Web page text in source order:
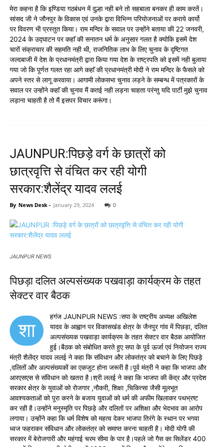
मेरा कहना है कि इण्डिया गठबंधन में दुल्हा नही बने तो सहबाला बनकर ही काम करतें।
सांसद जी ने जौनपुर के विकास एवं उनके द्वारा विभिन्न परियोजनाओं पर कराये कार्यो
पर विवरण भी प्रस्तुत किया। राम मन्दिर के सवाल पर उन्होंने बताया की 22 जनवरी,
2024 के उद्घाटन पर कहाॅ की सनातन धर्म के अनुसार गलत है क्योकि इसमें देश
चारों संक्राचार की सहमति नही थी, राजनितिक लाभ के लिए चुनाव के दृष्टिगत
जल्दबाजी में देश के प्रधानमंत्री द्वारा किया गया देश के राष्ट्रपति को इसमें नही बुलाया
गया जो कि पूर्णत गलत रहा आगे कहाॅ की प्रधानमंत्री मोदी ने राम मन्दिर के फैसले को
अपने स्तर से लागू करवाया। आगामी लोकसभा चुनाव लड़ने के सम्बन्ध में पत्रकारों के
सवाल पर उन्होंने कहाॅ की चुनाव मैं कतई नही लड़ना चाहता परंन्तु यदि पार्टी मुझे चुनाव
लड़ाना चाहती है तो मैं इसपर विचार करूंगा।
JAUNPUR:पिछड़े वर्ग के छात्रों को
छात्रवृत्ति से वंचित कर रही योगी
सरकार:शैलेंद्र यादव ललई
By News Desk - January 29, 2024 0
JAUNPUR NEWS
पिछड़ा दलित अल्पसंख्यक पखवाड़ा कार्यक्रम के तहत
सेक्टर वार बैठक
शा
हगंज JAUNPUR NEWS :सपा के राष्ट्रीय अध्यक्ष अखिलेश
यादव के आह्वान पर विकासखंड क्षेत्र के जैनपुर गांव में पिछड़ा, दलित
अल्पसंख्यक पखवाड़ा कार्यक्रम के तहत सेक्टर वार बैठक आयोजित
हुई।बैठक को संबोधित करते हुए सपा के पूर्व ऊर्जा एवं नियोजन राज्य
मंत्री शैलेंद्र यादव ललई ने कहा कि संविधान और लोकतंत्र को बचाने के लिए पिछड़े
,दलितों और अल्पसंख्यकों का एकजुट होना जरूरी है।पूर्व मंत्री ने कहा कि भाजपा और
आरएसएस से संविधान को खतरा है।श्री ललई ने कहा कि भाजपा की केंद्र और प्रदेश
सरकार क्षेत्र के युवाओं को रोजगार ,नौकरी, शिक्षा ,चिकित्सा जैसी मूलभूत
आवश्यकताओं को पूरा करने के बजाय युवाओं को धर्म की अफीम खिलाकर पथभ्रष्ट
कर रही है।उन्होंने मनुस्मृति पर पिछड़े और दलितों पर अशिक्षा और भेदभाव का आरोप
लगाया। उन्होंने कहा कि धर्म विशेष को महत्व देकर भाजपा तिरंगे के स्थान पर भगवा
ध्वज फहराकर संविधान और लोकतंत्र को समाप्त करना चाहती है। मोदी योगी की
सरकार में बेरोजगारी और महंगाई चरम सीमा के पार है।पहले जो गैस का सिलेंडर 400